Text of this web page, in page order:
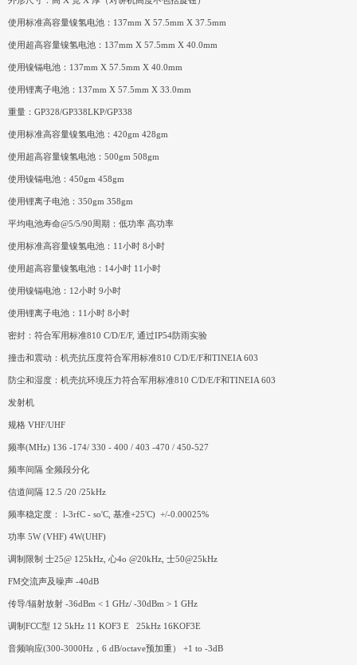
使用标准高容量镍氢电池：137mm X 57.5mm X 37.5mm
使用超高容量镍氢电池：137mm X 57.5mm X 40.0mm
使用镍镉电池：137mm X 57.5mm X 40.0mm
使用锂离子电池：137mm X 57.5mm X 33.0mm
重量：GP328/GP338LKP/GP338
使用标准高容量镍氢电池：420gm 428gm
使用超高容量镍氢电池：500gm 508gm
使用镍镉电池：450gm 458gm
使用锂离子电池：350gm 358gm
平均电池寿命@5/5/90周期：低功率 高功率
使用标准高容量镍氢电池：11小时 8小时
使用超高容量镍氢电池：14小时 11小时
使用镍镉电池：12小时 9小时
使用锂离子电池：11小时 8小时
密封：符合军用标准810 C/D/E/F, 通过IP54防雨实验
撞击和震动：机壳抗压度符合军用标准810 C/D/E/F和TINEIA 603
防尘和湿度：机壳抗环境压力符合军用标准810 C/D/E/F和TINEIA 603
发射机
规格 VHF/UHF
频率(MHz) 136 -174/ 330 - 400 / 403 -470 / 450-527
频率间隔 全频段分化
信道间隔 12.5 /20 /25kHz
频率稳定度： l-3rfC - so'C, 基准+25'C) +/-0.00025%
功率 5W (VHF) 4W(UHF)
调制限制 士25@ 125kHz, 心4o @20kHz, 士50@25kHz
FM交流声及噪声 -40dB
传导/辐射放射 -36dBm < 1 GHz/ -30dBm > 1 GHz
调制FCC型 12 5kHz 11 KOF3 E 25kHz 16KOF3E
音频响应(300-3000Hz，6 dB/octave预加重） +1 to -3dB